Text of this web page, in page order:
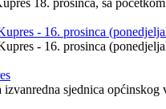
18. prosinca, sa
- 16. prosinca
- 16. prosinca
izvanredna sjednica